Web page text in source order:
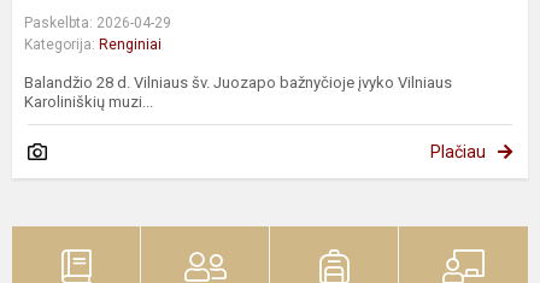
Paskelbta: 2026-04-29
Kategorija: Renginiai
Balandžio 28 d. Vilniaus šv. Juozapo bažnyčioje įvyko Vilniaus
Karoliniškių muzi...
Plačiau